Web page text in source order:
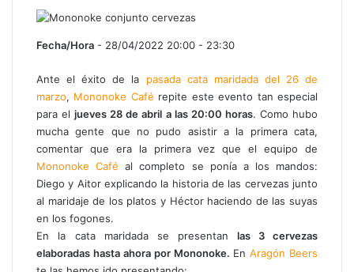
Fecha/Hora - 28/04/2022 20:00 - 23:30
Ante el éxito de la pasada cata maridada del 26 de
marzo, Mononoke Café repite este evento tan especial
para eljueves 28 de abril a las 20:00 horas. Como hubo
mucha gente que no pudo asistir a la primera cata,
comentar que era la primera vez que el equipo de
Mononoke Café al completo se ponía a los mandos:
Diego y Aitor explicando la historia de las cervezas junto
al maridaje de los platos y Héctor haciendo de las suyas
en los fogones.
En la cata maridada se presentan las 3 cervezas
elaboradas hasta ahora por Mononoke. En Aragón Beers